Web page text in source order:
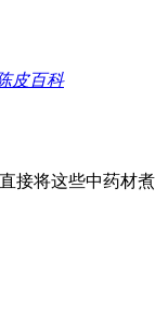
皮百科
接将这些中药材